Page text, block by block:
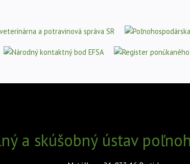
a skúšobný ústav